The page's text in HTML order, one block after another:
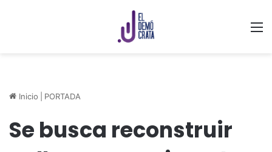
Inicio PORTADA
Se busca reconstruir